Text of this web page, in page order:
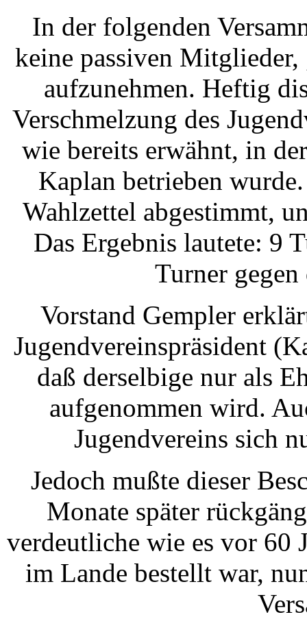
In der folgenden
keine passiven Mitglieder,
aufzunehmen. Heftig
Verschmelzung des
wie bereits erwähnt, in
Kaplan betrieben
Wahlzettel abgestimmt,
Das Ergebnis lautete: 9
Turner
Vorstand Gempler
Jugendvereinspräsident
daß derselbige nur als
aufgenommen wird.
Jugendvereins sich
Jedoch mußte dieser
Monate später
verdeutliche wie es vor 60
im Lande bestellt war,